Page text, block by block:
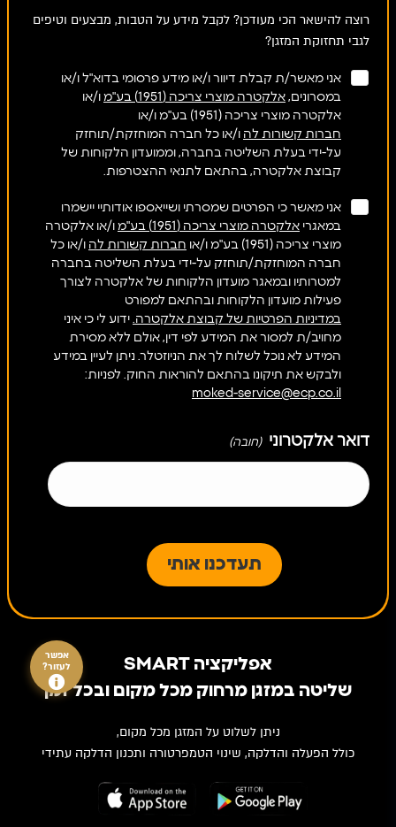
רוצה להישאר הכי מעודכן? לקבל מידע על הטבות, מבצעים וטיפים
לגבי תחזוקת המזגן?
אני מאשר/ת קבלת דיוור ו/או מידע פרסומי בדוא"ל ו/או
במסרונים, אלקטרה מוצרי צריכה (1951) בע"מ
ו/או
אלקטרה מוצרי צריכה (1951) בע"מ ו/או
חברות קשורות לה ו/או כל חברה המוחזקת/תוחזק
על-ידי בעלת השליטה בחברה, וממועדון הלקוחות של
קבוצת אלקטרה, בהתאם לתנאי ההצטרפות.
אני מאשר כי הפרטים שמסרתי ושייאספו אודותיי יישמרו
במאגרי אלקטרה מוצרי צריכה (1951) בע"מ
ו/או אלקטרה
מוצרי צריכה (1951) בע"מ ו/או
חברות קשורות לה ו/או כל
חברה המוחזקת/תוחזק על-ידי בעלת השליטה בחברה
למטרותיו ובמאגר מועדון הלקוחות של אלקטרה לצורך
פעילות מועדון הלקוחות ובהתאם למפורט
במדיניות הפרטיות של קבוצת אלקטרה. ידוע לי כי איני
מחויב/ת למסור את המידע לפי דין, אולם ללא מסירת
המידע לא נוכל לשלוח לך את הניוזטלר. ניתן לעיין במידע
ולבקש את תיקונו בהתאם להוראות החוק. לפניות:
moked-service@ecp.co.il
דואר אלקטרוני (חובה)
אפליקציה SMART
שליטה במזגן מרחוק מכל מקום ובכל זמן
ניתן לשלוט על המזגן מכל מקום,
כולל הפעלה והדלקה, שינוי הטמפרטורה ותכנון הדלקה עתידי
אפשר
לעזור?